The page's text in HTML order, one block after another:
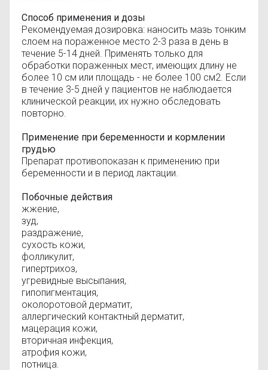
Способ применения и дозы
Рекомендуемая дозировка: наносить мазь тонким
слоем на пораженное место 2-3 раза в день в
течение 5-14 дней. Применять только для
обработки пораженных мест, имеющих длину не
более 10 см или площадь - не более 100 см2. Если
в течение 3-5 дней у пациентов не наблюдается
клинической реакции, их нужно обследовать
повторно.
Применение при беременности и кормлении
грудью
Препарат противопоказан к применению при
беременности и в период лактации.
Побочные действия
жжение,
зуд,
раздражение,
сухость кожи,
фолликулит,
гипертрихоз,
угревидные высыпания,
гипопигментация,
околоротовой дерматит,
аллергический контактный дерматит,
мацерация кожи,
вторичная инфекция,
атрофия кожи,
потница.